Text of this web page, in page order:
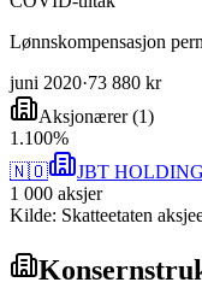
Lønnskompensasjon
juni 2020·73 880 kr
Aksjonærer(1)
1 .100%
🇳🇴
JBT
1 000 aksjer
Kilde: Skatteetaten